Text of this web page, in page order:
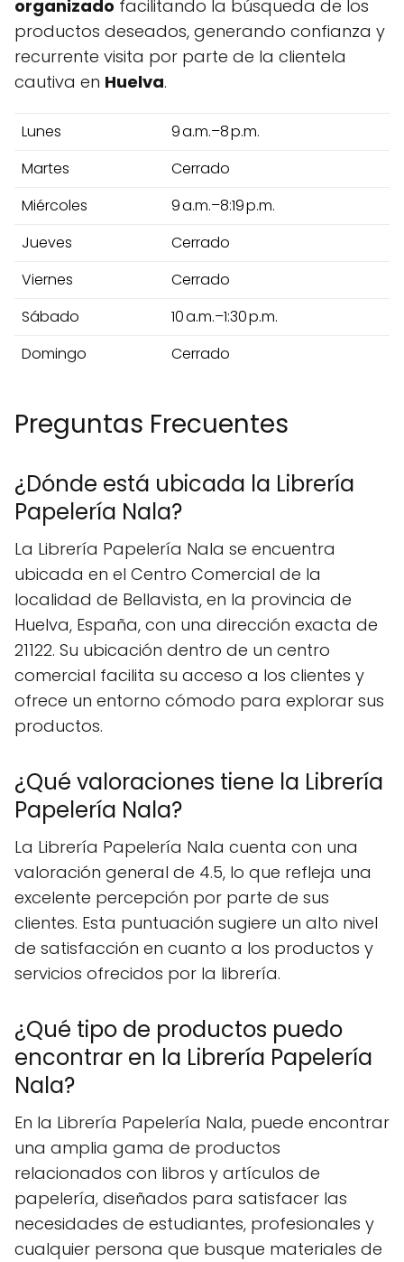
organizado facilitando la búsqueda de los
productos deseados, generando confianza y
recurrente visita por parte de la clientela
cautiva en Huelva.
Lunes
9 a.m.–8 p.m.
Martes
Cerrado
Miércoles
9 a.m.–8:19 p.m.
Jueves
Cerrado
Viernes
Cerrado
Sábado
10 a.m.–1:30 p.m.
Domingo
Cerrado
Preguntas Frecuentes
¿Dónde está ubicada la Librería
Papelería Nala?
La Librería Papelería Nala se encuentra
ubicada en el Centro Comercial de la
localidad de Bellavista, en la provincia de
Huelva, España, con una dirección exacta de
21122. Su ubicación dentro de un centro
comercial facilita su acceso a los clientes y
ofrece un entorno cómodo para explorar sus
productos.
¿Qué valoraciones tiene la Librería
Papelería Nala?
La Librería Papelería Nala cuenta con una
valoración general de 4.5, lo que refleja una
excelente percepción por parte de sus
clientes. Esta puntuación sugiere un alto nivel
de satisfacción en cuanto a los productos y
servicios ofrecidos por la librería.
¿Qué tipo de productos puedo
encontrar en la Librería Papelería
Nala?
En la Librería Papelería Nala, puede encontrar
una amplia gama de productos
relacionados con libros y artículos de
papelería, diseñados para satisfacer las
necesidades de estudiantes, profesionales y
cualquier persona que busque materiales de